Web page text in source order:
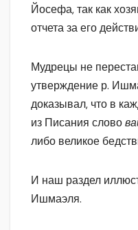
Йосефа, так как
отчета за его
Мудрецы не
утверждение р.
доказывал, что в
из Писания слово
либо великое
И наш раздел
Ишмаэля.